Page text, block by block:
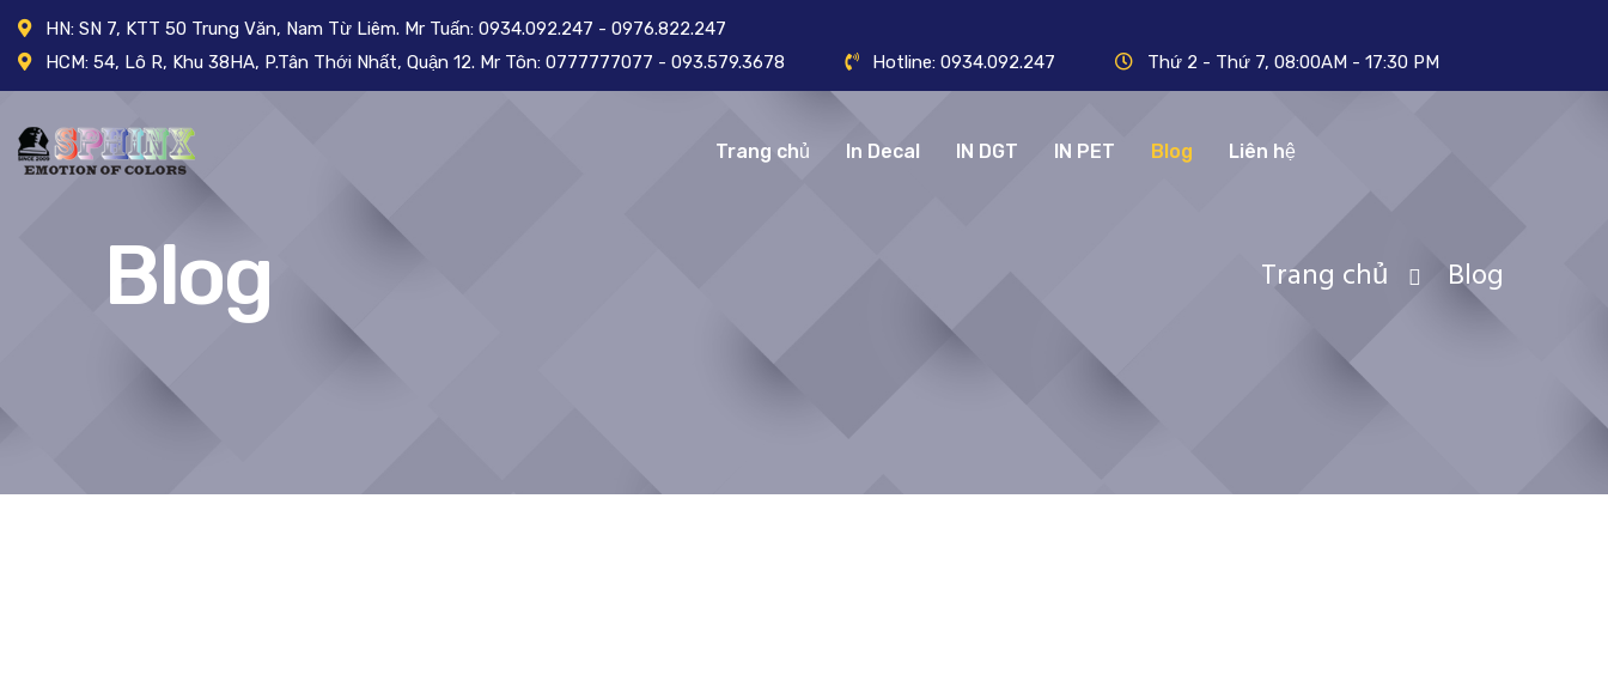
HN: SN 7, KTT 50 Trung Văn, Nam Từ Liêm. Mr Tuấn: 0934.092.247 - 0976.822.247
HCM: 54, Lô R, Khu 38HA, P.Tân Thới Nhất, Quận 12. Mr Tôn: 0777777077 - 093.579.3678
Hotline: 0934.092.247 Thứ 2 - Thứ 7, 08:00AM - 17:30 PM
Trang chủ In Decal IN DGT IN PET Blog Liên hệ
Blog Trang chủ Blog